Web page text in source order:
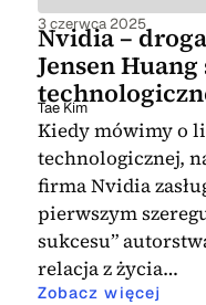
3 czerwca 2025
Nvidia –
Jensen
Tae Kim
Kiedy mówimy o
technologicznej,
firma Nvidia
pierwszym
sukcesu”
relacja z życia…
Zobacz więcej